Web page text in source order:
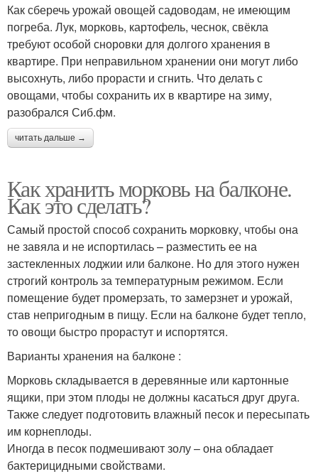
Как сберечь урожай овощей садоводам, не имеющим
погреба. Лук, морковь, картофель, чеснок, свёкла
требуют особой сноровки для долгого хранения в
квартире. При неправильном хранении они могут либо
высохнуть, либо прорасти и сгнить. Что делать с
овощами, чтобы сохранить их в квартире на зиму,
разобрался Сиб.фм.
читать дальше →
Как хранить морковь на балконе.
Как это сделать?
Самый простой способ сохранить морковку, чтобы она
не завяла и не испортилась – разместить ее на
застекленных лоджии или балконе. Но для этого нужен
строгий контроль за температурным режимом. Если
помещение будет промерзать, то замерзнет и урожай,
став непригодным в пищу. Если на балконе будет тепло,
то овощи быстро прорастут и испортятся.
Варианты хранения на балконе :
Морковь складывается в деревянные или картонные
ящики, при этом плоды не должны касаться друг друга.
Также следует подготовить влажный песок и пересыпать
им корнеплоды.
Иногда в песок подмешивают золу – она обладает
бактерицидными свойствами.